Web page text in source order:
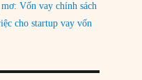
Vốn vay chính sách
cho startup vay vốn